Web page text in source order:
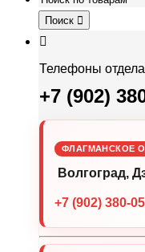
Поиск
Телефоны
+7 (902)
ФЛАГМАНСКОЕ
Волгоград,
+7 (902) 380-